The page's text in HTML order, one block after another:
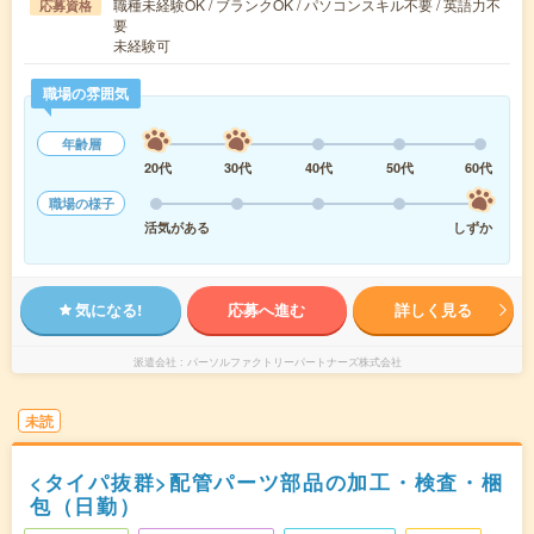
応募資格
要
未経験可
職場の雰囲気
年齢層
20代
30代 40代 50代
60代
職場の様子
活気がある
しずか
気になる! 応募へ進む 詳しく見る
派遣会社 パーソルファクトリーパートナーズ株式会社
未読
<タイパ抜群>配管パーツ部品の加工・検査・梱
包（日勤）